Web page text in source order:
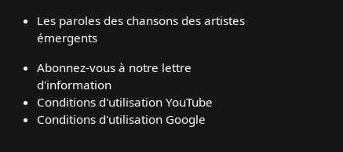
Les paroles des chansons des artistes
émergents
Abonnez-vous à notre lettre
d'information
Conditions d'utilisation YouTube
Conditions d'utilisation Google